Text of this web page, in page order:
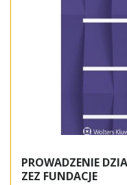
PROWADZENIE
ZEZ FUNDACJE